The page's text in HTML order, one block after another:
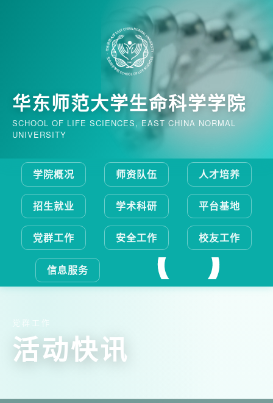
华东师范大学生命科学学院
SCHOOL OF LIFE SCIENCES, EAST CHINA NORMAL
UNIVERSITY
学院概况 师资队伍 人才培养
招生就业 学术科研 平台基地
党群工作 安全工作 校友工作
信息服务
党群工作
活动快讯